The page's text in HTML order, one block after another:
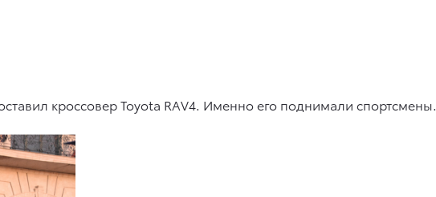
кроссовер Toyota RAV4. Именно его поднимали спортсмены.